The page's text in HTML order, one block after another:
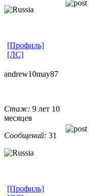
[Профиль]
[ЛС]
andrew10may8​7
Стаж: 9 лет 10
месяцев
Сообщений: 31
[Профиль]